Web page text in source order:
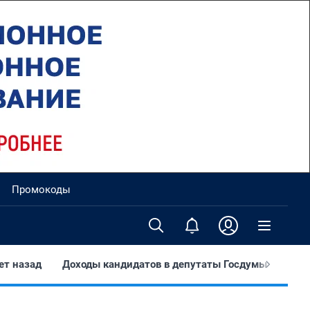
Промокоды
назад Доходы кандидатов в депутаты Госдумы